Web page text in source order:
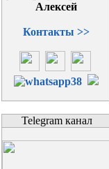
Контакты >>
Telegram канал